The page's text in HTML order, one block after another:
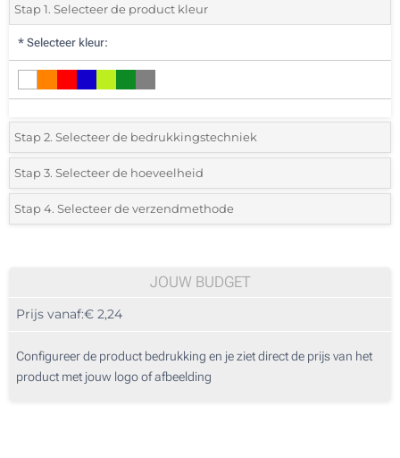
Stap 1. Selecteer de product kleur
* Selecteer kleur:
Stap 2. Selecteer de bedrukkingstechniek
*Selecteer de bedrukking en kleuren van het logo:
1 Kleur (Rondom geprint)
3 Kleuren (Rondom geprint)
Lasergravering (Aan een kant)
Stap 3. Selecteer de hoeveelheid
*Selecteer uit de lijst of voeg het gewenste aantal in
20
100
Stap 4. Selecteer de verzendmethode
JOUW BUDGET
Prijs vanaf:€ 2,24
Configureer de product bedrukking en je ziet direct de prijs van het
product met jouw logo of afbeelding